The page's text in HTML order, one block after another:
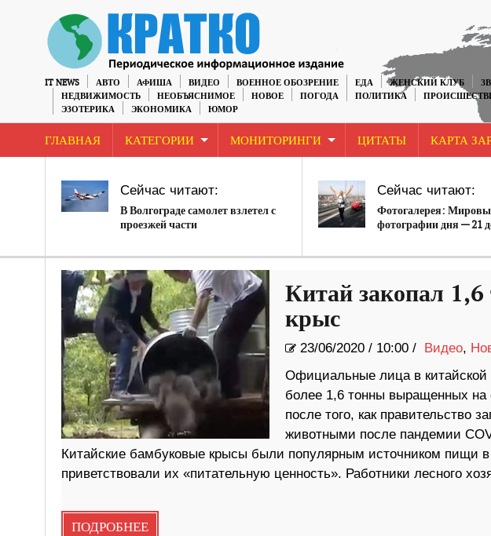
IT NEWS АВТО АФИША ВИДЕО ВОЕННОЕ ОБОЗРЕНИЕ ЕДА ЖЕНСКИЙ КЛУБ
НЕДВИЖИМОСТЬ
НЕОБЪЯСНИМОЕ НОВОЕ ПОГОДА ПОЛИТИКА
ЭЗОТЕРИКА
ЭКОНОМИКА ЮМОР
ГЛАВНАЯ КАТЕГОРИИ МОНИТОРИНГИ ЦИТАТЫ КАРТА
Сейчас читают:
В Волгограде самолет взлетел с
проезжей части
Сейчас читают:
Фотогалерея:
фотографии дня — 21
Китай закопал
крыс
23/06/2020/ 10:00 / Видео,
Официальные лица в
более 1,6 тонны выращенных
после того, как правительство
животными после пандемии
Китайские бамбуковые крысы были популярным источником пищи
приветствовали их «питательную ценность». Работники лесного
ПОДРОБНЕЕ